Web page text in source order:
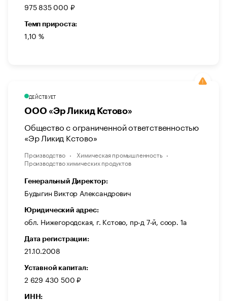
975 835 000 ₽
Темп прироста:
1,10 %
ДЕЙСТВУЕТ
ООО «Эр Ликид Кстово»
Общество с ограниченной ответственностью
«Эр Ликид Кстово»
Производство
Химическая промышленность
Производство химических продуктов
Генеральный Директор:
Будыгин Виктор Александрович
Юридический адрес:
обл. Нижегородская, г. Кстово, пр-д 7-й, соор. 1а
Дата регистрации:
21.10.2008
Уставной капитал:
2 629 430 500 ₽
ИНН: